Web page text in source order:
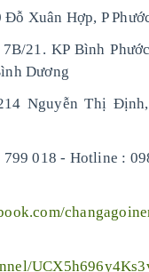
Xuân Hợp, P
21. KP Bình
Dương
Nguyễn Thị
018 - Hotline :